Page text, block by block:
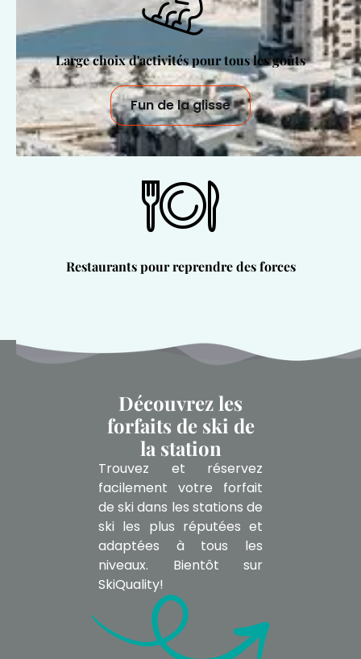
Large choix d'activités pour tous les goûts
Fun de la glisse
Restaurants pour reprendre des forces
Découvrez les
forfaits de ski de
la station
Trouvez et réservez
facilement votre forfait
de ski dans les stations de
ski les plus réputées et
adaptées à tous les
niveaux. Bientôt sur
SkiQuality!